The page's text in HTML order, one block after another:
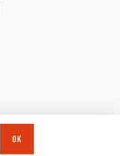
OK